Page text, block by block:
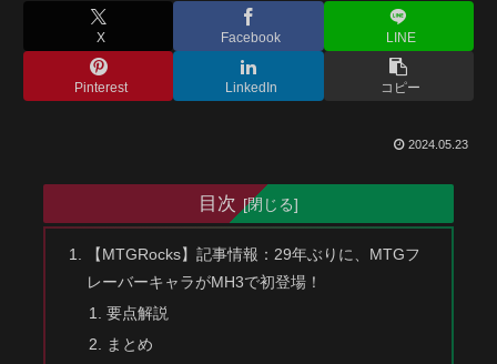
X Facebook LINE
Pinterest LinkedIn コピー
2024.05.23
目次
【MTGRocks】記事情報：29年ぶりに、MTGフ
レーバーキャラがMH3で初登場！
要点解説
まとめ